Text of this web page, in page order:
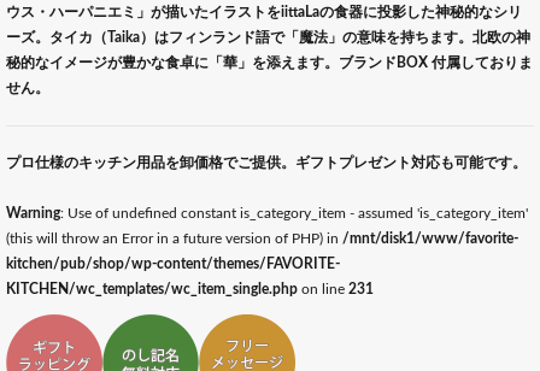
ウス・ハーパニエミ」が描いたイラストをiittaLaの食器に投影した神秘的なシリ
ーズ。タイカ（Taika）はフィンランド語で「魔法」の意味を持ちます。北欧の神
秘的なイメージが豊かな食卓に「華」を添えます。ブランドBOX 付属しておりま
せん。
プロ仕様のキッチン用品を卸価格でご提供。ギフトプレゼント対応も可能です。
Warning: Use of undefined constant is_category_item - assumed 'is_category_item'
(this will throw an Error in a future version of PHP) in /mnt/disk1/www/favorite-
kitchen/pub/shop/wp-content/themes/FAVORITE-
KITCHEN/wc_templates/wc_item_single.php on line 231
ギフトラッピング対応ギフトのし記名対応